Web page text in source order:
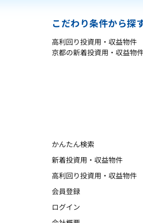
こだわり条件から探
高利回り投資用・収益物件
京都の新着投資用・収益物
かんたん検索
新着投資用・収益物件
高利回り投資用・収益物件
会員登録
ログイン